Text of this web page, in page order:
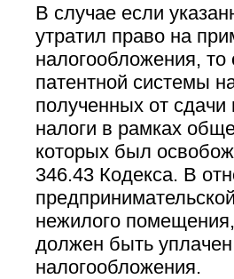
В случае если
утратил право на
налогообложения,
патентной системы
полученных от
налоги в рамках
которых был
346.43 Кодекса. В
нежилого
должен быть
налогообложения.